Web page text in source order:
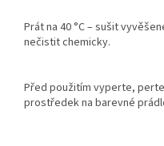
Prát na 40 °C – sušit
nečistit chemicky.
Před použitím vyperte,
prostředek na barevné